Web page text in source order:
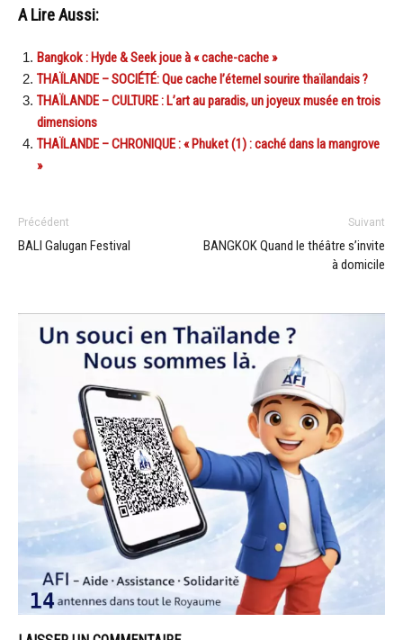
A Lire Aussi:
Bangkok : Hyde & Seek joue à « cache-cache »
THAÏLANDE – SOCIÉTÉ: Que cache l’éternel sourire thaïlandais ?
THAÏLANDE – CULTURE : L’art au paradis, un joyeux musée en trois
dimensions
THAÏLANDE – CHRONIQUE : « Phuket (1) : caché dans la mangrove
»
Précédent
BALI Galugan Festival
Suivant
BANGKOK Quand le théâtre s’invite
à domicile